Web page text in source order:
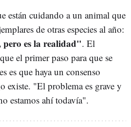
están cuidando a un animal que
de otras especies al año:
es la realidad". El
el primer paso para que se
es que haya un consenso
existe. "El problema es grave y
estamos ahí todavía".